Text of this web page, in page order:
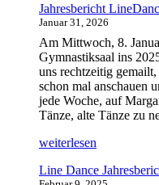
Jahresbericht
Januar 31, 2026
Am Mittwoch, 8.
Gymnastiksaal ins
uns rechtzeitig
schon mal anschauen
jede Woche, auf
Tänze, alte Tänze zu
„Jahresbericht
2025“
weiterlesen
Line Dance